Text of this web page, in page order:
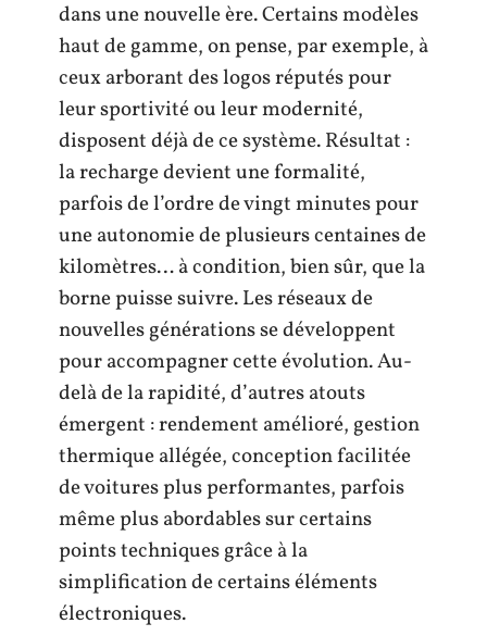
dans une nouvelle ère. Certains modèles
haut de gamme, on pense, par exemple, à
ceux arborant des logos réputés pour
leur sportivité ou leur modernité,
disposent déjà de ce système. Résultat :
la recharge devient une formalité,
parfois de l’ordre de vingt minutes pour
une autonomie de plusieurs centaines de
kilomètres… à condition, bien sûr, que la
borne puisse suivre. Les réseaux de
nouvelles générations se développent
pour accompagner cette évolution. Au-
delà de la rapidité, d’autres atouts
émergent : rendement amélioré, gestion
thermique allégée, conception facilitée
de voitures plus performantes, parfois
même plus abordables sur certains
points techniques grâce à la
simplification de certains éléments
électroniques.